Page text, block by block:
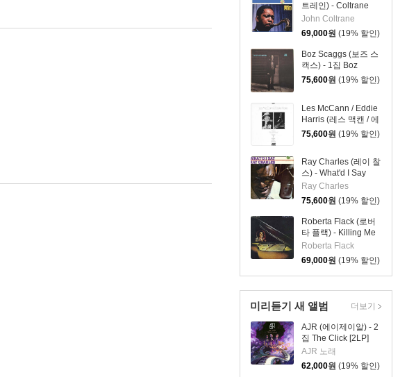
트레인) - Coltrane
Jazz [SACD Hybrid]
John Coltrane
69,000원 (19% 할인)
Boz Scaggs (보즈 스
캑스) - 1집 Boz
Scaggs [SACD
75,600원 (19% 할인)
Les McCann / Eddie
Harris (레스 맥캔 / 에
디 해리스) - Swiss
Movement [SACD
75,600원 (19% 할인)
Ray Charles (레이 찰
스) - What'd I Say
[SACD Hybrid]
Ray Charles
75,600원 (19% 할인)
Roberta Flack (로버
타 플랙) - Killing Me
Softly [SACD Hybrid]
Roberta Flack
69,000원 (19% 할인)
미리듣기 새 앨범
AJR (에이제이알) - 2
집 The Click [2LP]
AJR 노래
62,000원 (19% 할인)
더보기